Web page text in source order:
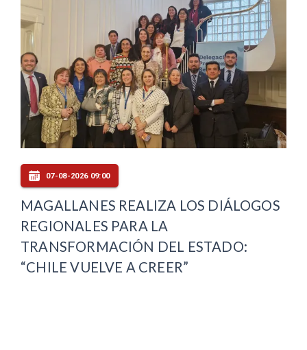
07-08-2026 09:00
MAGALLANES REALIZA LOS DIÁLOGOS
REGIONALES PARA LA
TRANSFORMACIÓN DEL ESTADO:
“CHILE VUELVE A CREER”